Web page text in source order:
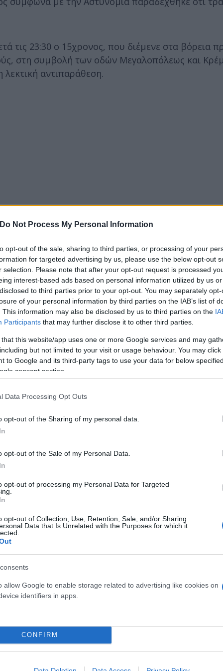
Do Not Process My Personal Information
opt-out of the sale, sharing to third parties, or processing of your
for targeted advertising by us, please use the below opt-out
selection. Please note that after your opt-out request is processed
interest-based ads based on personal information utilized by us
to third parties prior to your opt-out. You may separately
of your personal information by third parties on the IAB’s list of
This information may also be disclosed by us to third parties on the
Participants that may further disclose it to other third parties.
that this website/app uses one or more Google services and may
but not limited to your visit or usage behaviour. You may
to Google and its third-party tags to use your data for below
consent section.
Data Processing Opt Outs
opt-out of the Sharing of my personal data.
opt-out of the Sale of my Personal Data.
opt-out of processing my Personal Data for Targeted
opt-out of Collection, Use, Retention, Sale, and/or Sharing
Data that Is Unrelated with the Purposes for which it
allow Google to enable storage related to advertising like cookies on
identifiers in apps.
CONFIRM
τις 23:30 ο 15χρονος, που διέμενε στα βόρεια
στη συμβολή των οδών Μεγαλοπόλεως και
αντιπαράθεση.
όταν η πλευρά του 15χρονου κάλεσε
και η αντιπαράθεση μετατράπηκε σε
όχι μόνο γροθιές και κλωτσιές αλλά και
κατοίκων περιγράφουν καταδίωξη στους
δεχόταν επίθεση από μέλη της αντίπαλης
αρχικό σημείο, έξω από είσοδο πολυκατοικίας.
το θανατηφόρο χτύπημα με μαχαίρι στο
πεζοδρόμιο, ενώ οι εμπλεκόμενοι αποχώρησαν